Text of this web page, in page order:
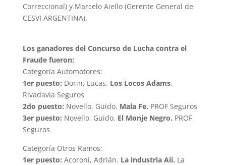
Correccional) y Marcelo Aiello (Gerente General de
CESVI ARGENTINA).
Los ganadores del Concurso de Lucha contra el
Fraude fueron:
Categoría Automotores:
1er puesto: Dorin, Lucas. Los Locos Adams.
Rivadavia Seguros
2do puesto: Novello, Guido. Mala Fe. PROF Seguros
3er puesto: Novello, Guido. El Monje Negro. PROF
Seguros
Categoría Otros Ramos:
1er puesto: Acoroni, Adrián. La industria Aii. La